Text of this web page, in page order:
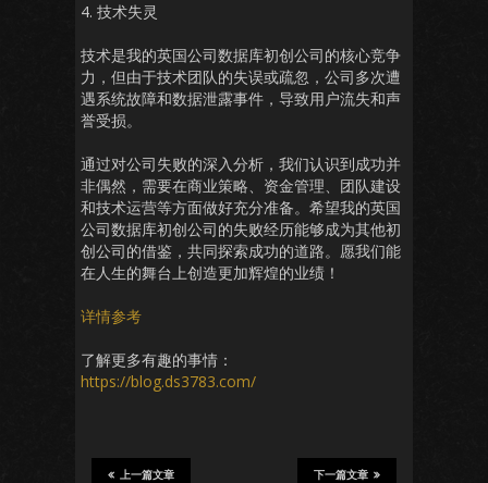
4. 技术失灵
技术是我的英国公司数据库初创公司的核心竞争
力，但由于技术团队的失误或疏忽，公司多次遭
遇系统故障和数据泄露事件，导致用户流失和声
誉受损。
通过对公司失败的深入分析，我们认识到成功并
非偶然，需要在商业策略、资金管理、团队建设
和技术运营等方面做好充分准备。希望我的英国
公司数据库初创公司的失败经历能够成为其他初
创公司的借鉴，共同探索成功的道路。愿我们能
在人生的舞台上创造更加辉煌的业绩！
详情参考
了解更多有趣的事情：
https://blog.ds3783.com/
下一篇文章
上一篇文章